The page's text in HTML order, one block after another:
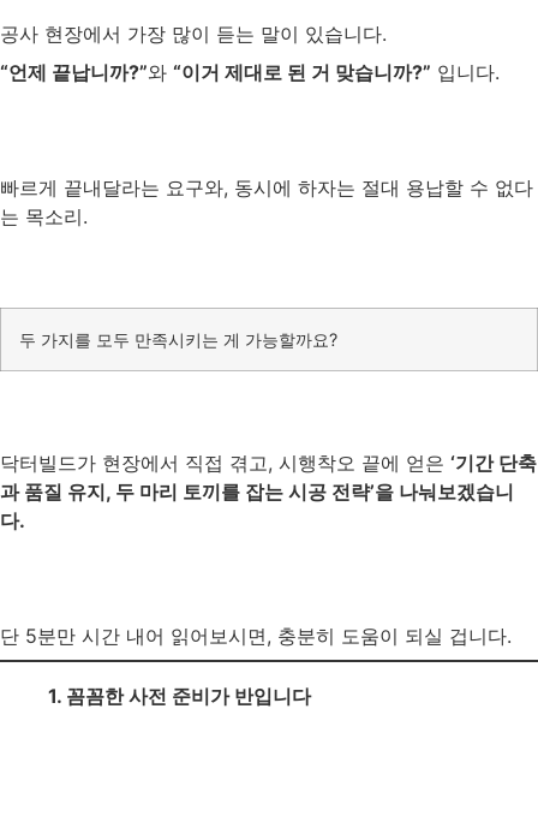
공사 현장에서 가장 많이 듣는 말이 있습니다.
“언제 끝납니까?”와 “이거 제대로 된 거 맞습니까?” 입니다.
빠르게 끝내달라는 요구와, 동시에 하자는 절대 용납할 수 없다
는 목소리.
두 가지를 모두 만족시키는 게 가능할까요?
닥터빌드가 현장에서 직접 겪고, 시행착오 끝에 얻은 ‘기간 단축
과 품질 유지, 두 마리 토끼를 잡는 시공 전략’을 나눠보겠습니
다.
단 5분만 시간 내어 읽어보시면, 충분히 도움이 되실 겁니다.
1. 꼼꼼한 사전 준비가 반입니다